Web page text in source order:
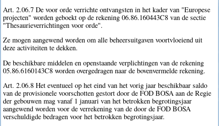
Art. 2.06.7 De voor orde verrichte ontvangsten in het kader van "Europese
projecten" worden geboekt op de rekening 06.86.160443C8 van de sectie
"Thesaurieverrichtingen voor orde".
Ze mogen aangewend worden om alle beheersuitgaven voortvloeiend uit
deze activiteiten te dekken.
De beschikbare middelen en openstaande verplichtingen van de rekening
05.86.6160143C8 worden overgedragen naar de bovenvermelde rekening.
Art. 2.06.8 Het eventueel op het eind van het vorig jaar beschikbaar saldo
van de provisionele voorschotten gestort door de FOD BOSA aan de Regie
der gebouwen mag vanaf 1 januari van het betrokken begrotingsjaar
aangewend worden voor de verrekening van de door de FOD BOSA
verschuldigde bedragen voor het betrokken begrotingsjaar.